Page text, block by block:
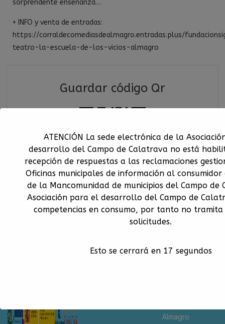
sorprendente enseñanza…
+ INFO y venta de entradas:
https://corraldecomediasdealmagro.entradas.plus/
teatro-la-escuela-de-los-vicios-almagro
Guardar código Qr
Almagro
ATENCIÓN La sede electrónica de la
desarrollo del Campo de Calatrava no está
recepción de respuestas a las reclamaciones
Oficinas municipales de información al consumidor
de la Mancomunidad de municipios del Campo de
Asociación para el desarrollo del Campo de
competencias en consumo, por tanto no tramita
solicitudes.
Esto se cerrará en 17 segundos